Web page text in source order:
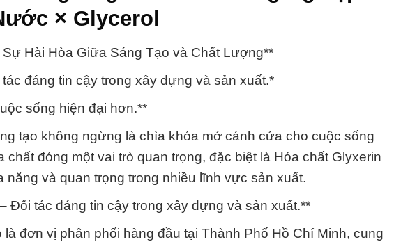
× Glycerol
Hài Hòa Giữa Sáng Tạo và Chất Lượng**
đáng tin cậy trong xây dựng và sản xuất.*
sống hiện đại hơn.**
tạo không ngừng là chìa khóa mở cánh cửa cho cuộc sống
chất đóng một vai trò quan trọng, đặc biệt là Hóa chất Glyxerin
và quan trọng trong nhiều lĩnh vực sản xuất.
Đối tác đáng tin cậy trong xây dựng và sản xuất.**
đơn vị phân phối hàng đầu tại Thành Phố Hồ Chí Minh, cung